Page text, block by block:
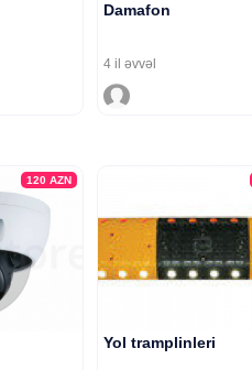
Damafon
4 il əvvəl
120 AZN
Yol tramplinleri